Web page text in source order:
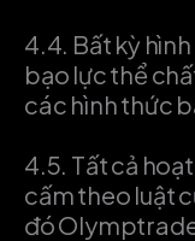
4.4. Bất kỳ
bạo lực thể
các hình thức
4.5. Tất cả
cấm theo luật
đó